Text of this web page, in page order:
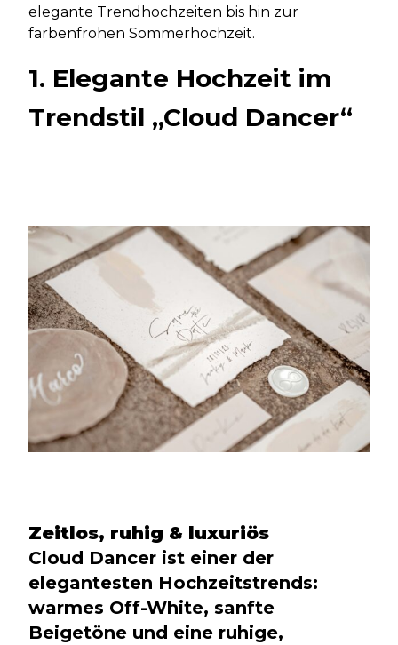
elegante Trendhochzeiten bis hin zur
farbenfrohen Sommerhochzeit.
1. Elegante Hochzeit im
Trendstil „Cloud Dancer“
Zeitlos, ruhig & luxuriös
Cloud Dancer ist einer der
elegantesten Hochzeitstrends:
warmes Off-White, sanfte
Beigetöne und eine ruhige,